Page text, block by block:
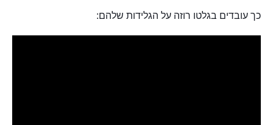
כך עובדים בגלטו רוזה על הגלידות שלהם: